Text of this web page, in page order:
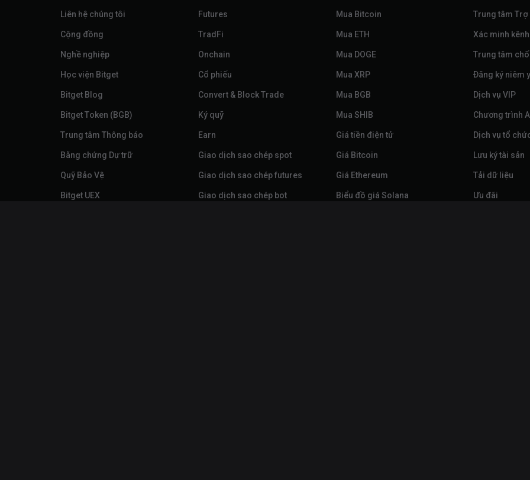
Liên hệ chúng tôi
Cộng đồng
Nghề nghiệp
Học viện Bitget
Bitget Blog
Bitget Token (BGB)
Trung tâm Thông báo
Bằng chứng Dự trữ
Quỹ Bảo Vệ
Bitget UEX
Futures
TradFi
Onchain
Cổ phiếu
Convert & Block Trade
Ký quỹ
‌Earn
Giao dịch sao chép spot
Giao dịch sao chép futures
Giao dịch sao chép bot
Mua Bitcoin
Mua ETH
Mua DOGE
Mua XRP
Mua BGB
Mua SHIB
Giá tiền điện tử
Giá Bitcoin
Giá Ethereum
Biểu đồ giá Solana
Trung tâm Trợ
Xác minh
Trung tâm
Đăng ký niêm
Dịch vụ VIP
Chương trình
Dịch vụ tổ
Lưu ký tài sản
Tải dữ liệu
Ưu đãi